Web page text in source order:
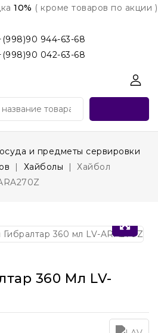
10% ( кроме товаров по акции )
944-63-68
042-63-68
и предметы сервировки
Хайболы
Хайбол
360 Мл LV-